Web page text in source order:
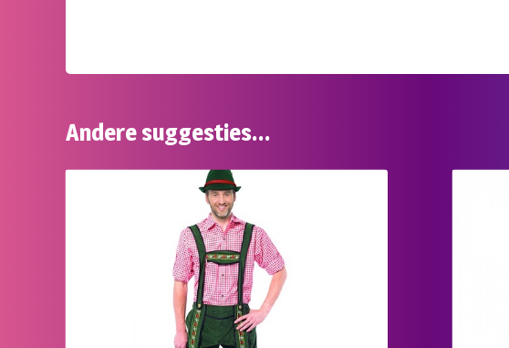
Andere suggesties…